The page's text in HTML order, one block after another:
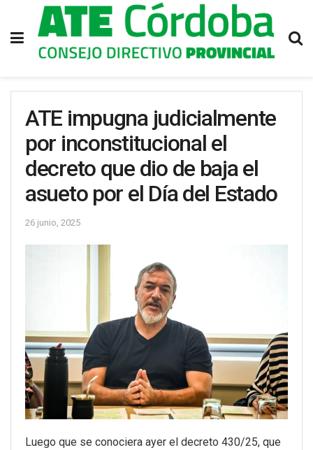
ATE impugna judicialmente
por inconstitucional el
decreto que dio de baja el
asueto por el Día del Estado
26 junio, 2025
Luego que se conociera ayer el decreto 430/25, que